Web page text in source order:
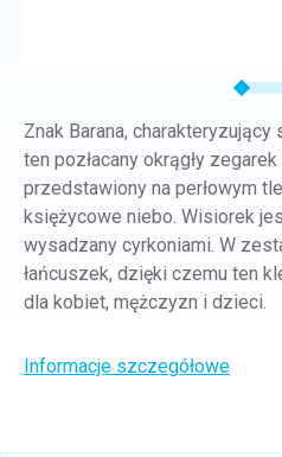
Znak Barana,
ten pozłacany okrągły
przedstawiony na perłowym
księżycowe niebo. Wisiorek
wysadzany cyrkoniami. W
łańcuszek, dzięki czemu ten
dla kobiet, mężczyzn i dzieci.
Informacje szczegółowe